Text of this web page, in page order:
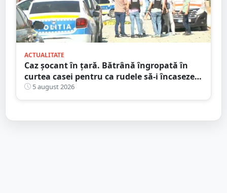
ACTUALITATE
Caz șocant în țară. Bătrână îngropată în
curtea casei pentru ca rudele să-i încaseze
pensia
5 august 2026